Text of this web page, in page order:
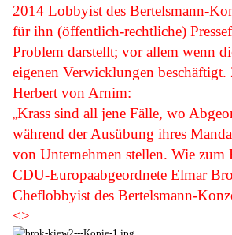
2014 Lobbyist des Bertelsmann-
für ihn (öffentlich-rechtliche)
Problem darstellt; vor allem wenn
eigenen Verwicklungen beschäftigt.
Herbert von Arnim:
„Krass sind all jene Fälle, wo
während der Ausübung ihres
von Unternehmen stellen. Wie zum
CDU-Europaabgeordnete Elmar
Cheflobbyist des Bertelsmann-
<>